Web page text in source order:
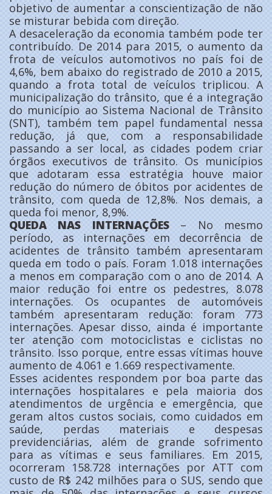
objetivo de aumentar a conscientização de não
se misturar bebida com direção.
A desaceleração da economia também pode ter
contribuído. De 2014 para 2015, o aumento da
frota de veículos automotivos no país foi de
4,6%, bem abaixo do registrado de 2010 a 2015,
quando a frota total de veículos triplicou. A
municipalização do trânsito, que é a integração
do município ao Sistema Nacional de Trânsito
(SNT), também tem papel fundamental nessa
redução, já que, com a responsabilidade
passando a ser local, as cidades podem criar
órgãos executivos de trânsito. Os municípios
que adotaram essa estratégia houve maior
redução do número de óbitos por acidentes de
trânsito, com queda de 12,8%. Nos demais, a
queda foi menor, 8,9%.
QUEDA NAS INTERNAÇÕES– No mesmo
período, as internações em decorrência de
acidentes de trânsito também apresentaram
queda em todo o país. Foram 1.018 internações
a menos em comparação com o ano de 2014. A
maior redução foi entre os pedestres, 8.078
internações. Os ocupantes de automóveis
também apresentaram redução: foram 773
internações. Apesar disso, ainda é importante
ter atenção com motociclistas e ciclistas no
trânsito. Isso porque, entre essas vítimas houve
aumento de 4.061 e 1.669 respectivamente.
Esses acidentes respondem por boa parte das
internações hospitalares e pela maioria dos
atendimentos de urgência e emergência, que
geram altos custos sociais, como cuidados em
saúde, perdas materiais e despesas
previdenciárias, além de grande sofrimento
para as vítimas e seus familiares. Em 2015,
ocorreram 158.728 internações por ATT com
custo de R$ 242 milhões para o SUS, sendo que